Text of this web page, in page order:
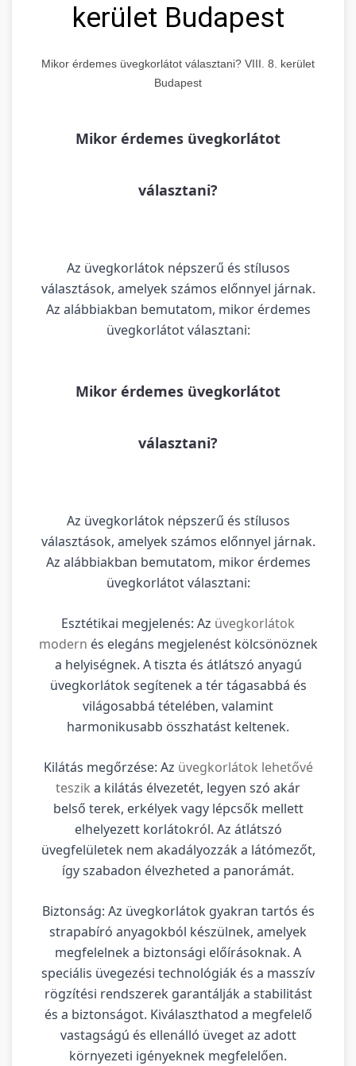
kerület Budapest
Mikor érdemes üvegkorlátot választani? VIII. 8. kerület
Budapest
Mikor érdemes üvegkorlátot
választani?
Az üvegkorlátok népszerű és stílusos
választások, amelyek számos előnnyel járnak.
Az alábbiakban bemutatom, mikor érdemes
üvegkorlátot választani:
Mikor érdemes üvegkorlátot
választani?
Az üvegkorlátok népszerű és stílusos
választások, amelyek számos előnnyel járnak.
Az alábbiakban bemutatom, mikor érdemes
üvegkorlátot választani:
Esztétikai megjelenés: Az üvegkorlátok
modern és elegáns megjelenést kölcsönöznek
a helyiségnek. A tiszta és átlátszó anyagú
üvegkorlátok segítenek a tér tágasabbá és
világosabbá tételében, valamint
harmonikusabb összhatást keltenek.
Kilátás megőrzése: Az üvegkorlátok lehetővé
teszik a kilátás élvezetét, legyen szó akár
belső terek, erkélyek vagy lépcsők mellett
elhelyezett korlátokról. Az átlátszó
üvegfelületek nem akadályozzák a látómezőt,
így szabadon élvezheted a panorámát.
Biztonság: Az üvegkorlátok gyakran tartós és
strapabíró anyagokból készülnek, amelyek
megfelelnek a biztonsági előírásoknak. A
speciális üvegezési technológiák és a masszív
rögzítési rendszerek garantálják a stabilitást
és a biztonságot. Kiválaszthatod a megfelelő
vastagságú és ellenálló üveget az adott
környezeti igényeknek megfelelően.